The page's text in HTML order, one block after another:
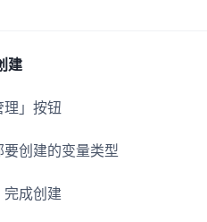
建
理」按钮
创建的变量类型
成创建